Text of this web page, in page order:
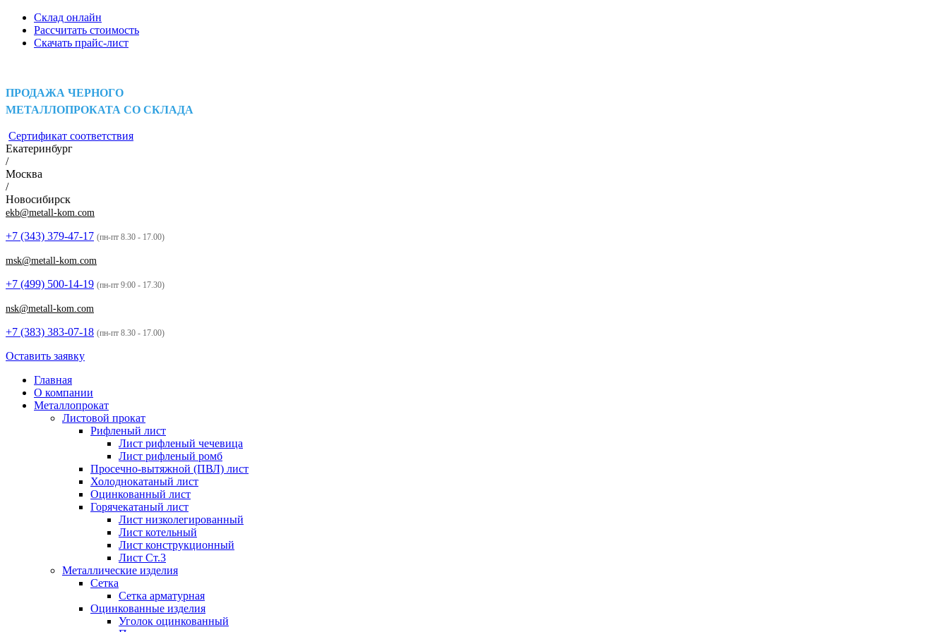
Склад онлайн
Рассчитать стоимость
Скачать прайс-лист
ПРОДАЖА ЧЕРНОГО
МЕТАЛЛОПРОКАТА СО СКЛАДА
Сертификат соответствия
Екатеринбург
/
Москва
/
Новосибирск
ekb@metall-kom.com
+7 (343) 379-47-17 (пн-пт 8.30 - 17.00)
msk@metall-kom.com
+7 (499) 500-14-19 (пн-пт 9:00 - 17.30)
nsk@metall-kom.com
+7 (383) 383-07-18 (пн-пт 8.30 - 17.00)
Оставить заявку
Главная
О компании
Металлопрокат
Листовой прокат
Рифленый лист
Лист рифленый чечевица
Лист рифленый ромб
Просечно-вытяжной (ПВЛ) лист
Холоднокатаный лист
Оцинкованный лист
Горячекатаный лист
Лист низколегированный
Лист котельный
Лист конструкционный
Лист Ст.3
Металлические изделия
Сетка
Сетка арматурная
Оцинкованные изделия
Уголок оцинкованный